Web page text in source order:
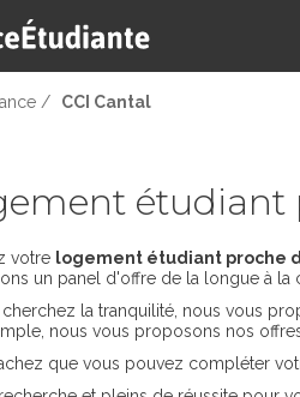
/ CCI Cantal
étudiant
votre logement étudiant proche
un panel d'offre de la longue à la
cherchez la tranquilité, nous vous
nous vous proposons nos
que vous pouvez compléter